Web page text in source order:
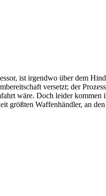
ist irgendwo über dem
versetzt; der
wäre. Doch leider
größten Waffenhändler, an